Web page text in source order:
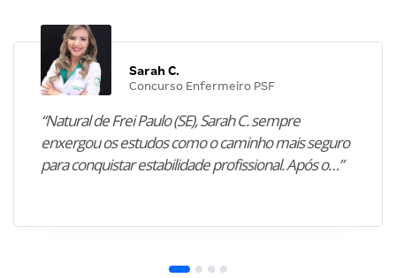
Sarah C.
Concurso Enfermeiro PSF
“Natural de Frei Paulo (SE), Sarah C. sempre
enxergou os estudos como o caminho mais seguro
para conquistar estabilidade profissional. Após o…”